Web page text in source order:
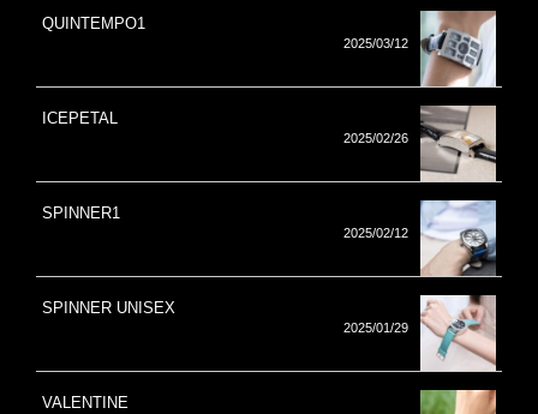
QUINTEMPO1
2025/03/12
ICEPETAL
2025/02/26
SPINNER1
2025/02/12
SPINNER UNISEX
2025/01/29
VALENTINE